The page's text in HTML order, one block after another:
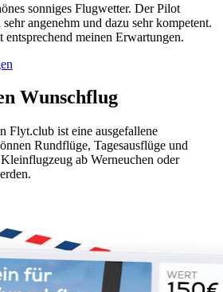
sonniges Flugwetter. Der Pilot
angenehm und dazu sehr kompetent.
meinen Erwartungen.
Wunschflug
Flyt.club ist eine ausgefallene
Rundflüge, Tagesausflüge und
ab Werneuchen oder